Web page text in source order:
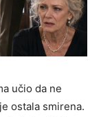
učio da ne
ostala smirena.